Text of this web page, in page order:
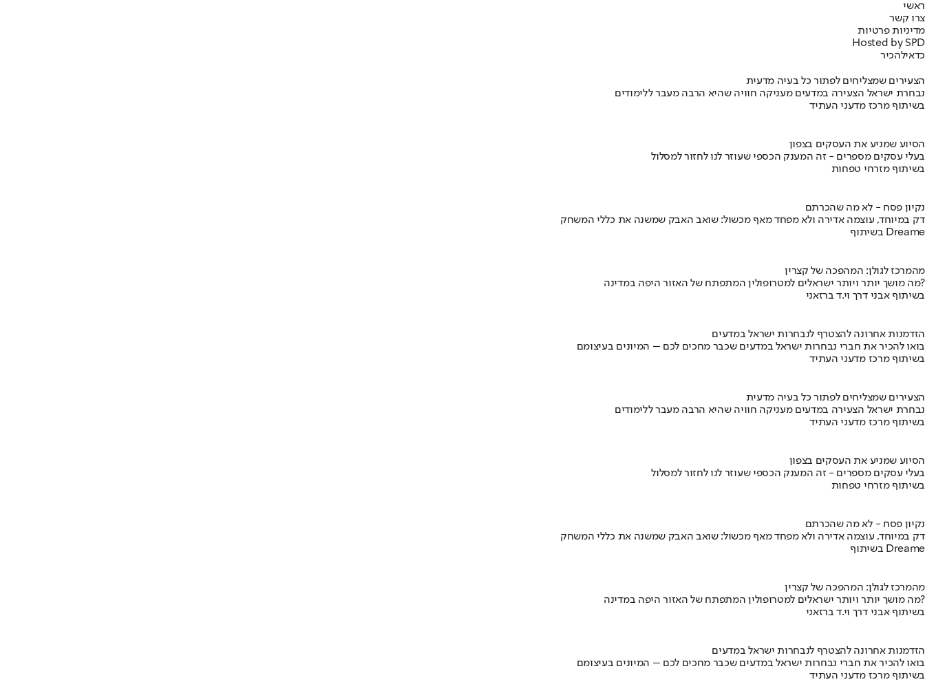
ראשי
צרו קשר
מדיניות פרטיות
Hosted by SPD
כדאילהכיר
הצעירים שמצליחים לפתור כל בעיה מדעית
נבחרת ישראל הצעירה במדעים מעניקה חוויה שהיא הרבה מעבר ללימודים
בשיתוף מרכז מדעני העתיד
הסיוע שמניע את העסקים בצפון
בעלי עסקים מספרים - זה המענק הכספי שעוזר לנו לחזור למסלול
בשיתוף מזרחי טפחות
נקיון פסח - לא מה שהכרתם
דק במיוחד, עוצמה אדירה ולא מפחד מאף מכשול: שואב האבק שמשנה את כללי המשחק
בשיתוף Dreame
מהמרכז לגולן: המהפכה של קצרין
מה מושך יותר ויותר ישראלים למטרופולין המתפתח של האזור היפה במדינה?
בשיתוף אבני דרך וי.ד ברזאני
הזדמנות אחרונה להצטרף לנבחרות ישראל במדעים
בואו להכיר את חברי נבחרות ישראל במדעים שכבר מחכים לכם – המיונים בעיצומם
בשיתוף מרכז מדעני העתיד
הצעירים שמצליחים לפתור כל בעיה מדעית
נבחרת ישראל הצעירה במדעים מעניקה חוויה שהיא הרבה מעבר ללימודים
בשיתוף מרכז מדעני העתיד
הסיוע שמניע את העסקים בצפון
בעלי עסקים מספרים - זה המענק הכספי שעוזר לנו לחזור למסלול
בשיתוף מזרחי טפחות
נקיון פסח - לא מה שהכרתם
דק במיוחד, עוצמה אדירה ולא מפחד מאף מכשול: שואב האבק שמשנה את כללי המשחק
בשיתוף Dreame
מהמרכז לגולן: המהפכה של קצרין
מה מושך יותר ויותר ישראלים למטרופולין המתפתח של האזור היפה במדינה?
בשיתוף אבני דרך וי.ד ברזאני
הזדמנות אחרונה להצטרף לנבחרות ישראל במדעים
בואו להכיר את חברי נבחרות ישראל במדעים שכבר מחכים לכם – המיונים בעיצומם
בשיתוף מרכז מדעני העתיד